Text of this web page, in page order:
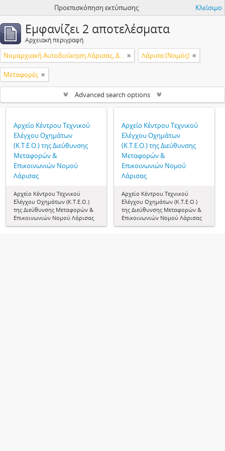
Προεπισκόπηση εκτύπωσης Κλείσιμο
Εμφανίζει 2 αποτελέσματα
Αρχειακή περιγραφή
Νομαρχιακή Αυτοδιοίκηση Λάρισας, Διεύθυνση Μεταφορών & Επικοινωνιών, Κέντρο Τεχνικού Ελέγχου Οχημάτων (Κ.Τ.Ε.Ο.) Λάρισα (Νομός)
Μεταφορές
Advanced search options
Αρχείο Κέντρου Τεχνικού
Ελέγχου Οχημάτων
(Κ.Τ.Ε.Ο.) της Διεύθυνσης
Μεταφορών &
Επικοινωνιών Νομού
Λάρισας
Αρχείο Κέντρου Τεχνικού
Ελέγχου Οχημάτων (Κ.Τ.Ε.Ο.)
της Διεύθυνσης Μεταφορών &
Επικοινωνιών Νομού Λάρισας
Αρχείο Κέντρου Τεχνικού
Ελέγχου Οχημάτων
(Κ.Τ.Ε.Ο.) της Διεύθυνσης
Μεταφορών &
Επικοινωνιών Νομού
Λάρισας
Αρχείο Κέντρου Τεχνικού
Ελέγχου Οχημάτων (Κ.Τ.Ε.Ο.)
της Διεύθυνσης Μεταφορών &
Επικοινωνιών Νομού Λάρισας